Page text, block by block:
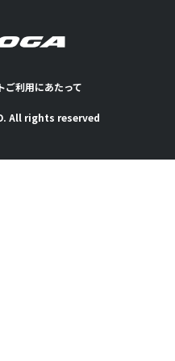
ご利用にあたって
All rights reserved